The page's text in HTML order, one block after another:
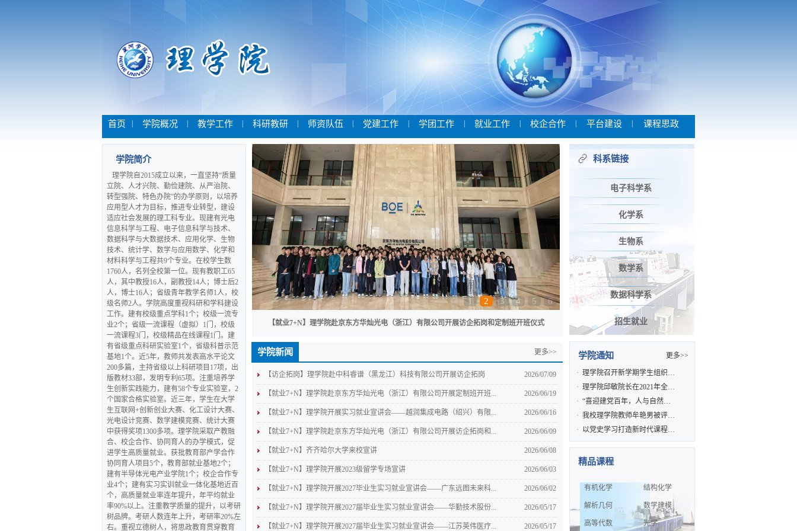
首页 学院概况 教学工作 科研教研 师资队伍 党建工作 学团工作 就业工作 校企合作 平台建设 课程思政
学院简介
理学院自2015成立以来，一直坚持“质量
立院、人才兴院、勤俭建院、从严治院、
转型强院、特色办院”的办学原则，以培养
应用型人才为目标，推进专业转型，建设
适应社会发展的理工科专业。现建有光电
信息科学与工程、电子信息科学与技术、
数据科学与大数据技术、应用化学、生物
技术、统计学、数学与应用数学、化学和
材料科学与工程共9个专业。在校学生数
1760人，名列全校第一位。 现有教职工65
人，其中教授16人，副教授14人；博士后2
人，博士16人；省级青年教学名师1人，校
级名师2人。学院高度重视科研和学科建设
工作。建有校级重点学科1个；校级一流专
业2个；省级一流课程（虚拟）1门，校级
一流课程3门，校级精品在线课程1门。建
有省级重点科研实验室1个，省级科普示范
基地1个。近5年，教师共发表高水平论文
200多篇，主持省级以上科研项目17项，出
版教材33部，发明专利65项。注重培养学
生创新实践能力，建有58个专业实验室，2
个国家合格实验室。近三年，学生在大学
生互联网+创新创业大赛、化工设计大赛、
光电设计竞赛、数学建模竞赛、统计大赛
中获得奖项1300多项。理学院采取产教融
合、校企合作、协同育人的办学模式，促
进学生高质量就业。获批教育部产学合作
协同育人项目5个，教育部就业基地2个；
建有半导体光电产业学院1个；校企合作专
业4个；建有实习实训就业一体化基地近百
个，高质量就业率连年提升，年平均就业
率90%以上。注重教学质量的提升，以考研
树品牌。考研人数连年上升，考研率20%左
右。重视立德树人，将思政教育贯穿教育
科系链接
电子科学系
化学系
生物系
数学系
数据科学系
招生就业
更多>>
学院通知
· 理学院召开新学期学生组织…
· 理学院邱敏院长在2021年全…
· “喜迎建党百年，人与自然…
· 我校理学院教师牟艳男被评…
· 以党史学习打造新时代课程…
精品课程
有机化学 结构化学
解析几何 数学建模
高等代数 光学
1 2 3 4 5 6
【就业7+N】理学院赴京东方华灿光电（浙江）有限公司开展访企拓岗和定制班开班仪式
学院新闻 更多>>
【访企拓岗】理学院赴中科睿谱（黑龙江）科技有限公司开展访企拓岗 2026/07/09
【就业7+N】理学院赴京东方华灿光电（浙江）有限公司开展定制班开班... 2026/06/19
【就业7+N】理学院开展实习就业宣讲会——越润集成电路（绍兴）有限... 2026/06/16
【就业7+N】理学院赴京东方华灿光电（浙江）有限公司开展访企拓岗和... 2026/06/09
【就业7+N】齐齐哈尔大学来校宣讲 2026/06/08
【就业7+N】理学院开展2023级留学专场宣讲 2026/06/03
【就业7+N】理学院开展2027毕业生实习就业宣讲会——广东远图未来科... 2026/06/02
【就业7+N】理学院开展2027届毕业生实习就业宣讲会——华勤技术股份... 2026/05/17
【就业7+N】理学院开展2027届毕业生实习就业宣讲会——江苏英伟医疗... 2026/05/17